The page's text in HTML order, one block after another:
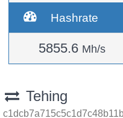
Hashrate
5855.6 Mh/s
Tehing